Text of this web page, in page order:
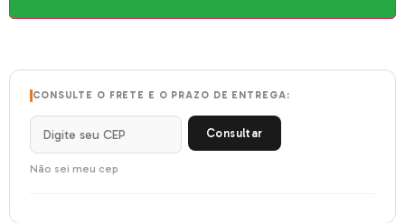
CONSULTE O FRETE E O PRAZO DE ENTREGA:
Consultar
Não sei meu cep